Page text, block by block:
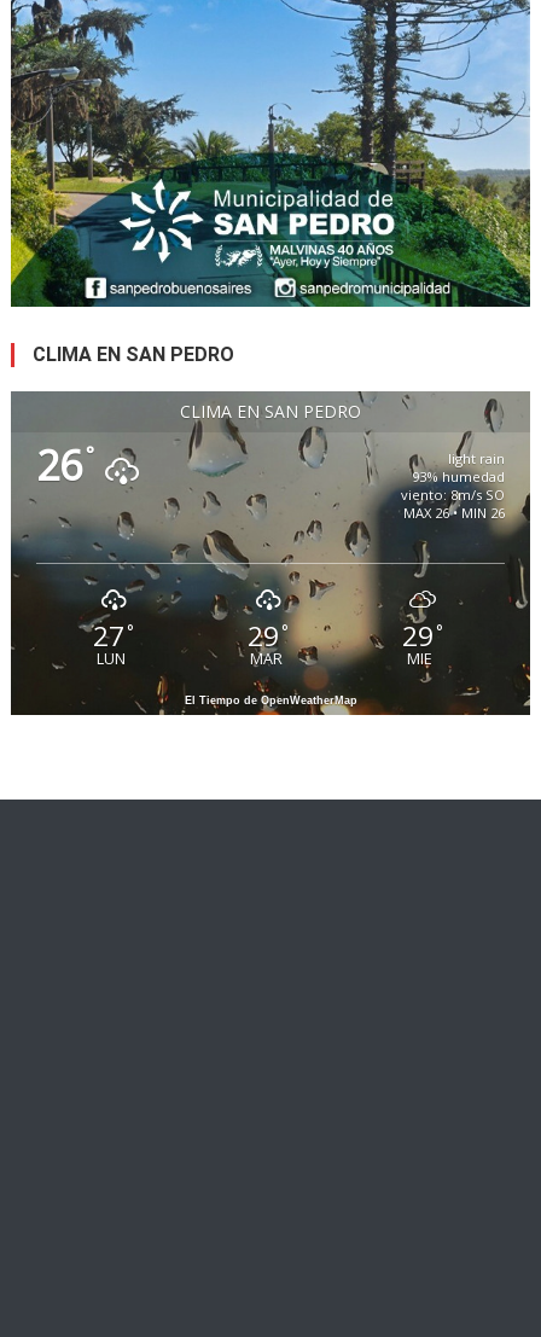
CLIMA EN SAN PEDRO
CLIMA EN SAN PEDRO
26°
light rain
93% humedad
viento: 8m/s SO
MAX 26 • MIN 26
27°
LUN
29 °
MAR
29°
MIE
El Tiempo de OpenWeatherMap